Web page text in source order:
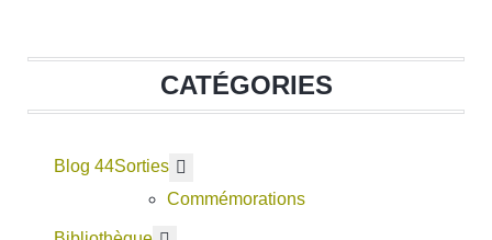
CATÉGORIES
Blog 44Sorties
Commémorations